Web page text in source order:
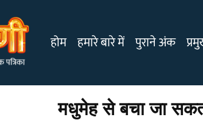
होम हमारे बारे में पुराने अंक
मधुमेह से बचा जा